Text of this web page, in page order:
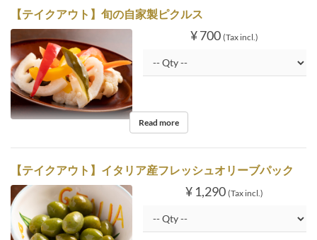
【テイクアウト】旬の自家製ピクルス
¥ 700 (Tax incl.)
Read more
【テイクアウト】イタリア産フレッシュオリーブパック
¥ 1,290 (Tax incl.)